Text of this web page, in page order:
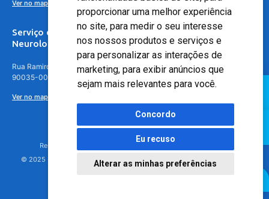
proporcionar uma melhor experiência
no site, para medir o seu interesse
nos nossos produtos e serviços e
para personalizar as interações de
marketing, para exibir anúncios que
sejam mais relevantes para você.
Concordo
Eu recuso
Alterar as minhas preferências
Ver no mapa
Serviço de
Neurologia
Rua Ramiro Barcelos, 630 – 5º andar – Floresta, Porto Alegre – RS,
90035-001
Ver no mapa
Responsável Técnico: Dr. Luiz Antonio Nasi - CREMERS 11217
© 2025 - Hospital Moinhos de Vento - Registro Empresa (CRM-RS): 425